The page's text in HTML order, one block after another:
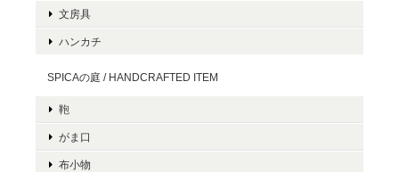
文房具
ハンカチ
SPICAの庭 / HANDCRAFTED ITEM
鞄
がま口
布小物